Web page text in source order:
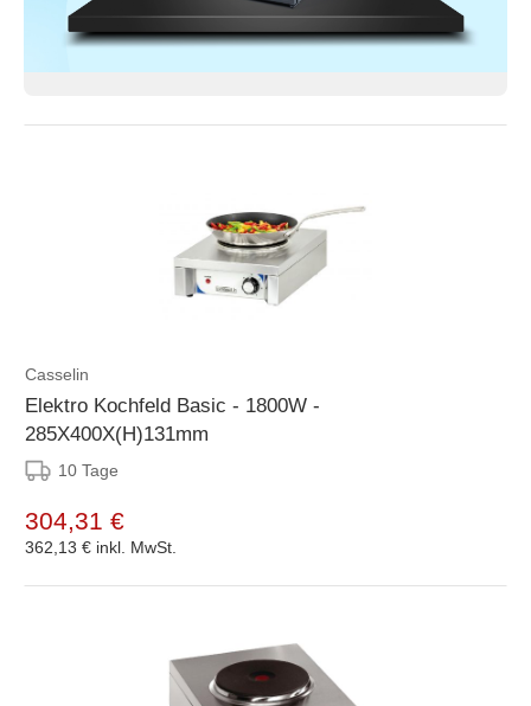
Casselin
Elektro Kochfeld Basic - 1800W -
285X400X(H)131mm
10 Tage
304,31 €
362,13 € inkl. MwSt.